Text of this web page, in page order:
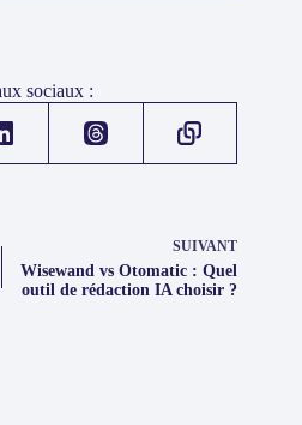
sociaux :
SUIVANT
Wisewand vs Otomatic : Quel
outil de rédaction IA choisir ?